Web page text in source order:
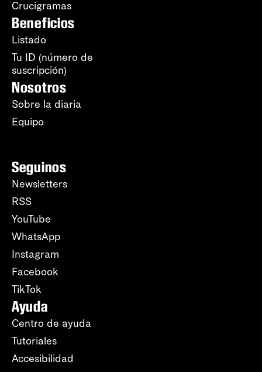
Crucigramas
Beneficios
Listado
Tu ID (número de
suscripción)
Nosotros
Sobre la diaria
Equipo
Seguinos
Newsletters
RSS
YouTube
WhatsApp
Instagram
Facebook
TikTok
Ayuda
Centro de ayuda
Tutoriales
Accesibilidad